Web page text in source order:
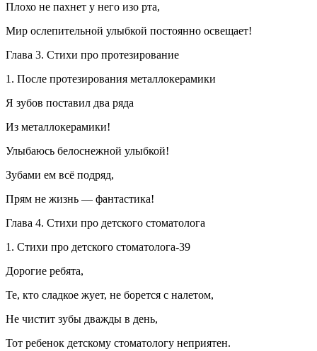
Плохо не пахнет у него изо рта,
Мир ослепительной улыбкой постоянно освещает!
Глава 3. Стихи про протезирование
1. После протезирования металлокерамики
Я зубов поставил два ряда
Из металлокерамики!
Улыбаюсь белоснежной улыбкой!
Зубами ем всё подряд,
Прям не жизнь — фантастика!
Глава 4. Стихи про детского стоматолога
1. Стихи про детского стоматолога-39
Дорогие ребята,
Те, кто сладкое жует, не борется с налетом,
Не чистит зубы дважды в день,
Тот ребенок детскому стоматологу неприятен.